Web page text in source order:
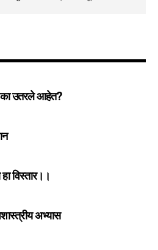
का उतरले आहेत?
विस्तार।।
अभ्यास